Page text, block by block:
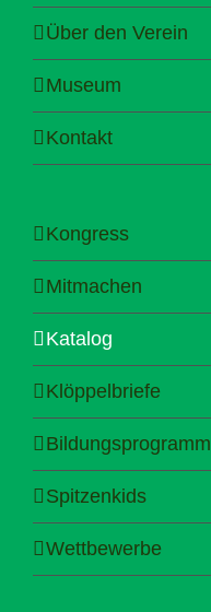
Über den Verein
Museum
Kontakt
Kongress
Mitmachen
Katalog
Klöppelbriefe
Bildungsprogramm
Spitzenkids
Wettbewerbe